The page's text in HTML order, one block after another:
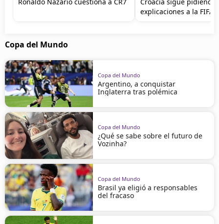
explicaciones a la FIFA
Copa del Mundo
Copa del Mundo
Argentino, a conquistar
Inglaterra tras polémica
Copa del Mundo
¿Qué se sabe sobre el futuro de
Vozinha?
Copa del Mundo
Brasil ya eligió a responsables
del fracaso